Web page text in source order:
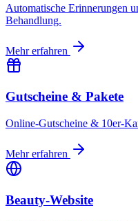
Automatische Erinnerungen
Behandlung.
Mehr erfahren
Gutscheine & Pakete
Online-Gutscheine & 10er-
Mehr erfahren
Beauty-Website